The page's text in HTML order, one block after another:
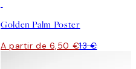
Golden Palm Poster
A partir de 6,50 €13 €